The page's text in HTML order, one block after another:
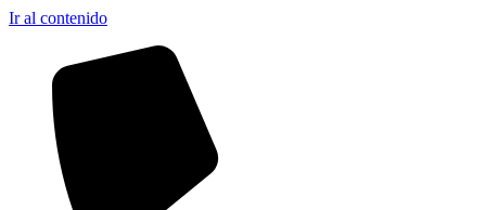
Ir al contenido